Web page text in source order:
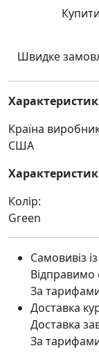
Купити
Швидке
Країна
США
Колір:
Green
Самовивіз
Відправимо
За
Доставка
Доставка
За